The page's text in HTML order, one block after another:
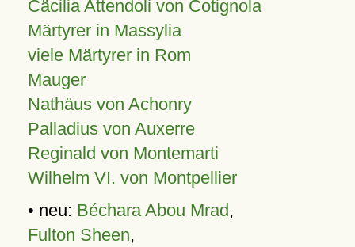
Cäcilia Attendoli von Cotignola
Märtyrer in Massylia
viele Märtyrer in Rom
Mauger
Nathäus von Achonry
Palladius von Auxerre
Reginald von Montemarti
Wilhelm VI. von Montpellier
• neu: Béchara Abou Mrad,
Fulton Sheen,